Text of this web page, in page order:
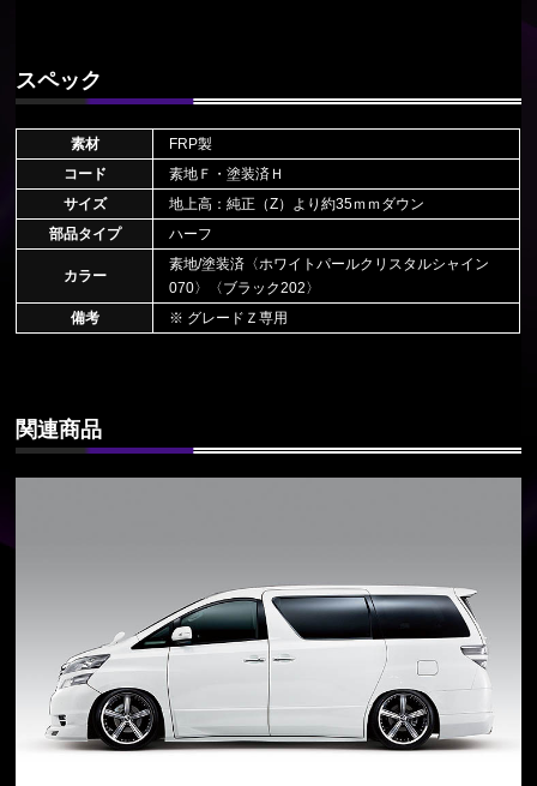
スペック
素材
FRP製
コード
素地Ｆ・塗装済Ｈ
サイズ
地上高：純正（Z）より約35ｍｍダウン
部品タイプ
ハーフ
カラー
素地/塗装済〈ホワイトパールクリスタルシャイン
070〉〈ブラック202〉
備考
※ グレードＺ専用
関連商品